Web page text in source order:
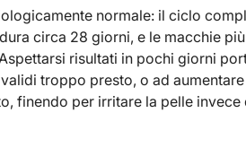
normale: il ciclo
circa 28 giorni, e le macchie
risultati in pochi giorni
troppo presto, o ad
finendo per irritare la pelle invece